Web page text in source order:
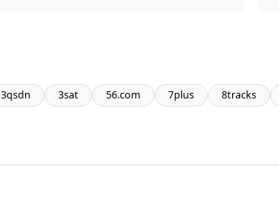
3qsdn 3sat 56.com 7plus 8tracks